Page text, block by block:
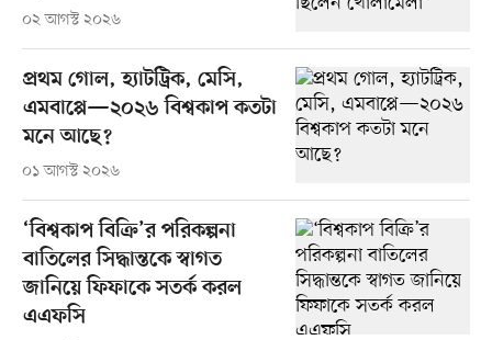
০২ আগস্ট ২০২৬
প্রথম গোল, হ্যাটট্রিক, মেসি,
এমবাপ্পে—২০২৬ বিশ্বকাপ কতটা
মনে আছে?
০১ আগস্ট ২০২৬
‘বিশ্বকাপ বিক্রি’র পরিকল্পনা
বাতিলের সিদ্ধান্তকে স্বাগত
জানিয়ে ফিফাকে সতর্ক করল
এএফসি